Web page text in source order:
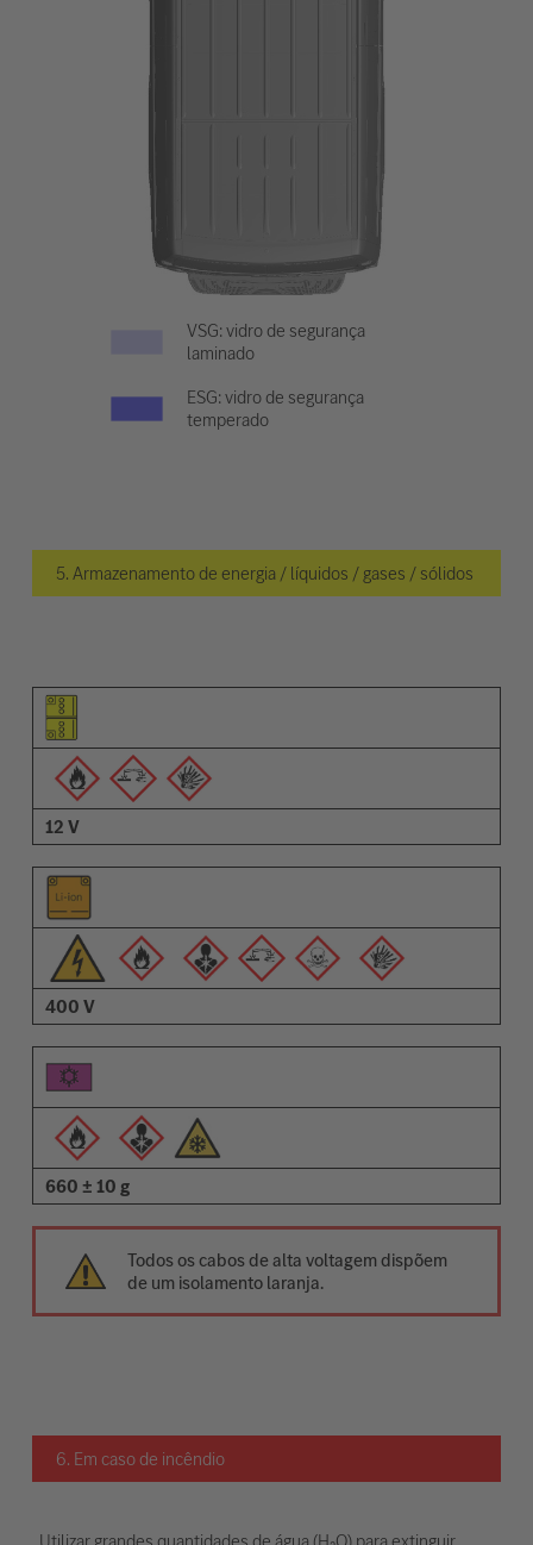
VSG: vidro de segurança
laminado
ESG: vidro de segurança
temperado
5. Armazenamento de energia / líquidos / gases / sólidos
Pictograma do elemento
Pictogramas de advertências
Descrição
12 V
400 V
660 ± 10 g
Todos os cabos de alta voltagem dispõem
de um isolamento laranja.
6. Em caso de incêndio